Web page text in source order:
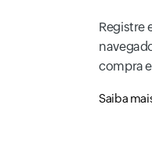
Registre
compra
Saiba